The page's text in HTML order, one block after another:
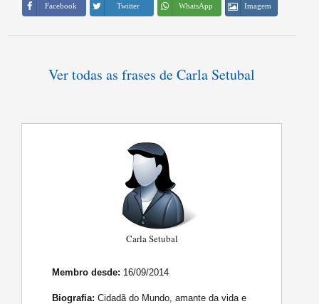
Facebook Twitter WhatsApp Imagem
Ver todas as frases de Carla Setubal
Carla Setubal
Membro desde: 16/09/2014
Biografia: Cidadã do Mundo, amante da vida e